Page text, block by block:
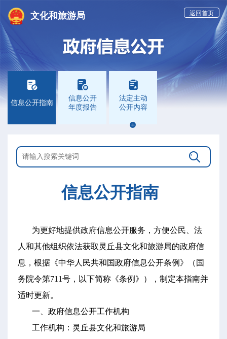
文化和旅游局 返回首页

信息公开指南

信息公开
年度报告

法定主动
公开内容


信息公开指南
为更好地提供政府信息公开服务，方便公民、法
人和其他组织依法获取灵丘县文化和旅游局的政府信
息，根据《中华人民共和国政府信息公开条例》（国
务院令第711号，以下简称《条例》），制定本指南并
适时更新。
一、政府信息公开工作机构
工作机构：灵丘县文化和旅游局